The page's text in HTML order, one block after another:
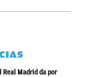
Real Madrid da por